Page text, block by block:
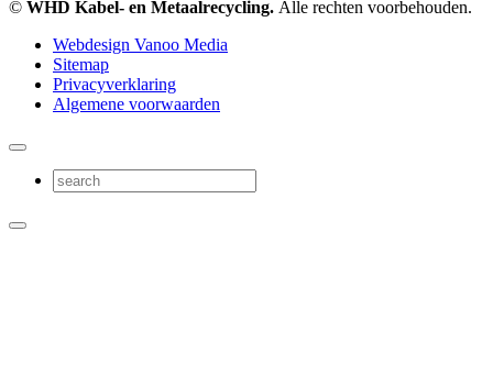
© WHD Kabel- en Metaalrecycling. Alle rechten voorbehouden.
Webdesign Vanoo Media
Sitemap
Privacyverklaring
Algemene voorwaarden